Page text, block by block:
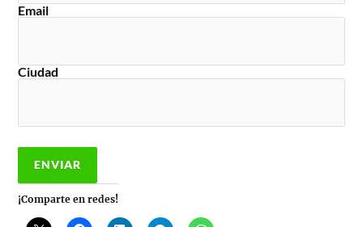
Email
Ciudad
¡Comparte en redes!